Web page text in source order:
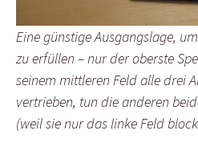
Eine günstige Ausgangslage,
zu erfüllen – nur der oberste
seinem mittleren Feld alle drei
vertrieben, tun die anderen
(weil sie nur das linke Feld